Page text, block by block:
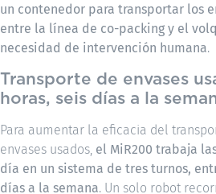
un contenedor para transportar los
entre la línea de co-packing y el
necesidad de intervención humana.
Transporte de envases
horas, seis días a la
Para aumentar la eficacia del
envases usados, el MiR200 trabaja
día en un sistema de tres turnos,
días a la semana. Un solo robot